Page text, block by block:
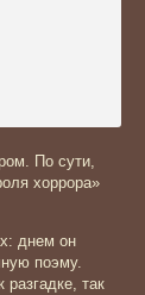
По сути,
хоррора»
днем он
поэму.
так